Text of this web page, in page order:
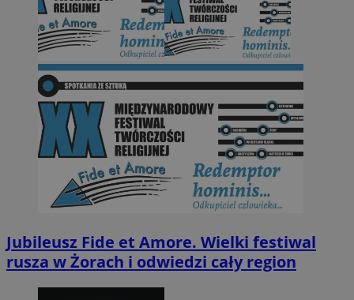
Jubileusz Fide et Amore. Wielki festiwal
rusza w Żorach i odwiedzi cały region